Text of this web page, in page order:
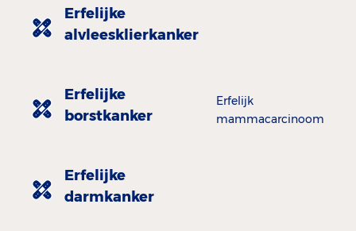
Erfelijke
alvleesklierkanker
Erfelijke
borstkanker
Erfelijk
mammacarcinoom
Erfelijke
darmkanker